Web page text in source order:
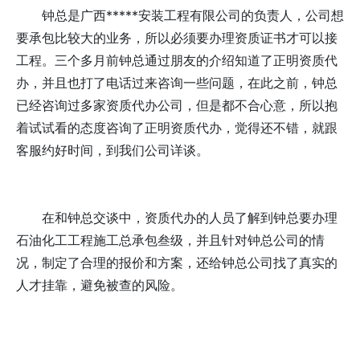
钟总是广西*****安装工程有限公司的负责人，公司想
要承包比较大的业务，所以必须要办理资质证书才可以接
工程。三个多月前钟总通过朋友的介绍知道了正明资质代
办，并且也打了电话过来咨询一些问题，在此之前，钟总
已经咨询过多家资质代办公司，但是都不合心意，所以抱
着试试看的态度咨询了正明资质代办，觉得还不错，就跟
客服约好时间，到我们公司详谈。
在和钟总交谈中，资质代办的人员了解到钟总要办理
石油化工工程施工总承包叁级，并且针对钟总公司的情
况，制定了合理的报价和方案，还给钟总公司找了真实的
人才挂靠，避免被查的风险。